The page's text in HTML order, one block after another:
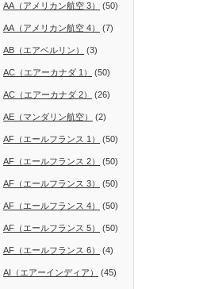
AA（アメリカン航空 3） (50)
AA（アメリカン航空 4） (7)
AB（エアベルリン） (3)
AC（エアーカナダ 1） (50)
AC（エアーカナダ 2） (26)
AE（マンダリン航空） (2)
AF（エールフランス 1） (50)
AF（エールフランス 2） (50)
AF（エールフランス 3） (50)
AF（エールフランス 4） (50)
AF（エールフランス 5） (50)
AF（エールフランス 6） (4)
AI（エアーインディア） (45)